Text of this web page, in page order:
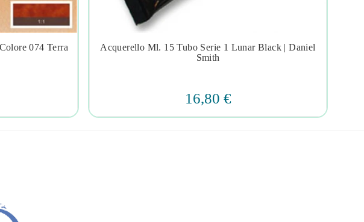
074 Terra
 
Acquerello Ml. 15 Tubo Serie 1 Lunar Black | Daniel
Smith
16,80 €